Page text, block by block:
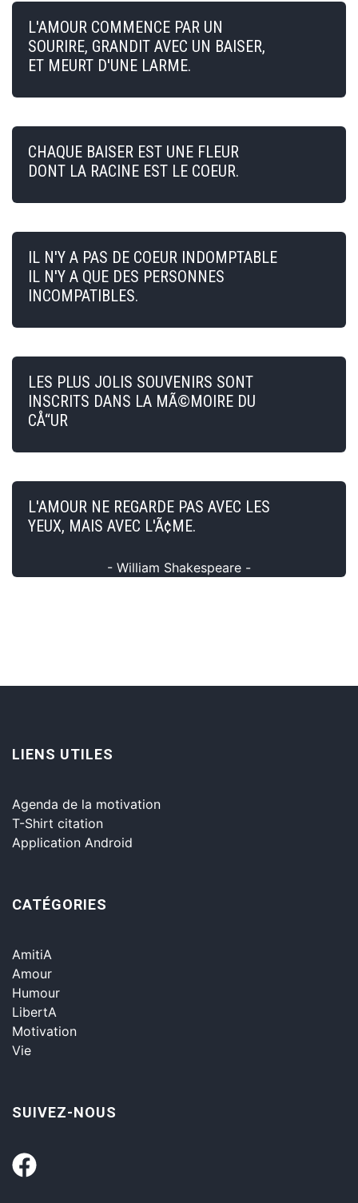
L'AMOUR COMMENCE PAR UN
SOURIRE, GRANDIT AVEC UN BAISER,
ET MEURT D'UNE LARME.
CHAQUE BAISER EST UNE FLEUR
DONT LA RACINE EST LE COEUR.
IL N'Y A PAS DE COEUR INDOMPTABLE
IL N'Y A QUE DES PERSONNES
INCOMPATIBLES.
LES PLUS JOLIS SOUVENIRS SONT
INSCRITS DANS LA MÃ©MOIRE DU
CÅ“UR
L'AMOUR NE REGARDE PAS AVEC LES
YEUX, MAIS AVEC L'Ã¢ME.
- William Shakespeare -
LIENS UTILES
Agenda de la motivation
T-Shirt citation
Application Android
CATÉGORIES
AmitiA
Amour
Humour
LibertA
Motivation
Vie
SUIVEZ-NOUS